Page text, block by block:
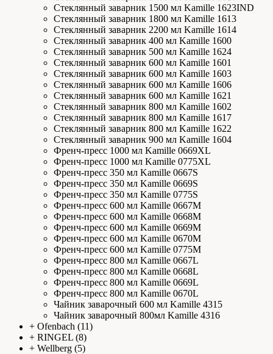
Стеклянный заварник 1500 мл Kamille 1623IND
Стеклянный заварник 1800 мл Kamille 1613
Стеклянный заварник 2200 мл Kamille 1614
Стеклянный заварник 400 мл Kamille 1600
Стеклянный заварник 500 мл Kamille 1624
Стеклянный заварник 600 мл Kamille 1601
Стеклянный заварник 600 мл Kamille 1603
Стеклянный заварник 600 мл Kamille 1606
Стеклянный заварник 600 мл Kamille 1621
Стеклянный заварник 800 мл Kamille 1602
Стеклянный заварник 800 мл Kamille 1617
Стеклянный заварник 800 мл Kamille 1622
Стеклянный заварник 900 мл Kamille 1604
Френч-пресс 1000 мл Kamille 0669XL
Френч-пресс 1000 мл Kamille 0775XL
Френч-пресс 350 мл Kamille 0667S
Френч-пресс 350 мл Kamille 0669S
Френч-пресс 350 мл Kamille 0775S
Френч-пресс 600 мл Kamille 0667M
Френч-пресс 600 мл Kamille 0668M
Френч-пресс 600 мл Kamille 0669M
Френч-пресс 600 мл Kamille 0670M
Френч-пресс 600 мл Kamille 0775М
Френч-пресс 800 мл Kamille 0667L
Френч-пресс 800 мл Kamille 0668L
Френч-пресс 800 мл Kamille 0669L
Френч-пресс 800 мл Kamille 0670L
Чайник заварочный 600 мл Kamille 4315
Чайник заварочный 800мл Kamille 4316
+ Ofenbach (11)
+ RINGEL (8)
+ Wellberg (5)